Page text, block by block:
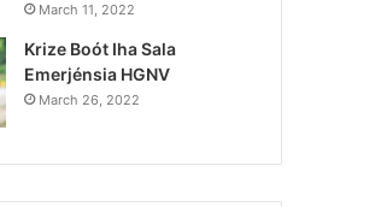
March 11, 2022
Krize Boót Iha Sala
Emerjénsia HGNV
March 26, 2022